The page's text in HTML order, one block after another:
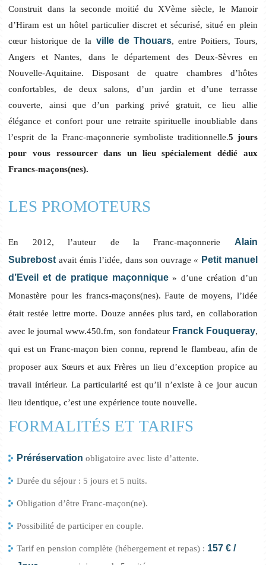
Construit dans la seconde moitié du XVème siècle, le Manoir
d’Hiram est un hôtel particulier discret et sécurisé, situé en plein
cœur historique de la ville de Thouars, entre Poitiers, Tours,
Angers et Nantes, dans le département des Deux-Sèvres en
Nouvelle-Aquitaine. Disposant de quatre chambres d’hôtes
confortables, de deux salons, d’un jardin et d’une terrasse
couverte, ainsi que d’un parking privé gratuit, ce lieu allie
élégance et confort pour une retraite spirituelle inoubliable dans
l’esprit de la Franc-maçonnerie symboliste traditionnelle.5 jours
pour vous ressourcer dans un lieu spécialement dédié aux
Francs-maçons(nes).
LES PROMOTEURS
En 2012, l’auteur de la Franc-maçonnerie Alain
Subrebostavait émis l’idée, dans son ouvrage « Petit manuel
d’Eveil et de pratique maçonnique» d’une création d’un
Monastère pour les francs-maçons(nes). Faute de moyens, l’idée
était restée lettre morte. Douze années plus tard, en collaboration
avec le journal www.450.fm, son fondateur Franck Fouqueray,
qui est un Franc-maçon bien connu, reprend le flambeau, afin de
proposer aux Sœurs et aux Frères un lieu d’exception propice au
travail intérieur. La particularité est qu’il n’existe à ce jour aucun
lieu identique, c’est une expérience toute nouvelle.
FORMALITÉS ET TARIFS
Préréservation obligatoire avec liste d’attente.
Durée du séjour : 5 jours et 5 nuits.
Obligation d’être Franc-maçon(ne).
Possibilité de participer en couple.
Tarif en pension complète (hébergement et repas) : 157 € /